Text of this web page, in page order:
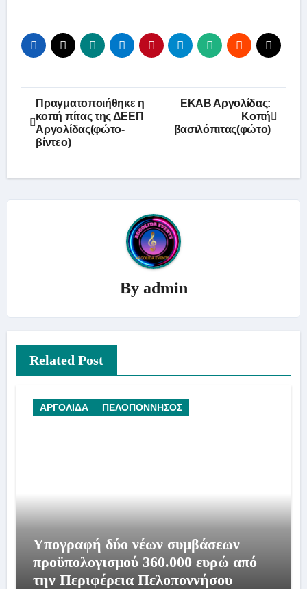
Πλοήγηση
άρθρων
Πραγματοποιήθηκε η
κοπή πίτας της ΔΕΕΠ
Αργολίδας(φώτο-
βίντεο)
ΕΚΑΒ Αργολίδας:
Kοπή
βασιλόπιτας(φώτο)
By admin
Related Post
ΑΡΓΟΛΙΔΑ ΠΕΛΟΠΟΝΝΗΣΟΣ
Υπογραφή δύο νέων συμβάσεων
προϋπολογισμού 360.000 ευρώ από
την Περιφέρεια Πελοποννήσου